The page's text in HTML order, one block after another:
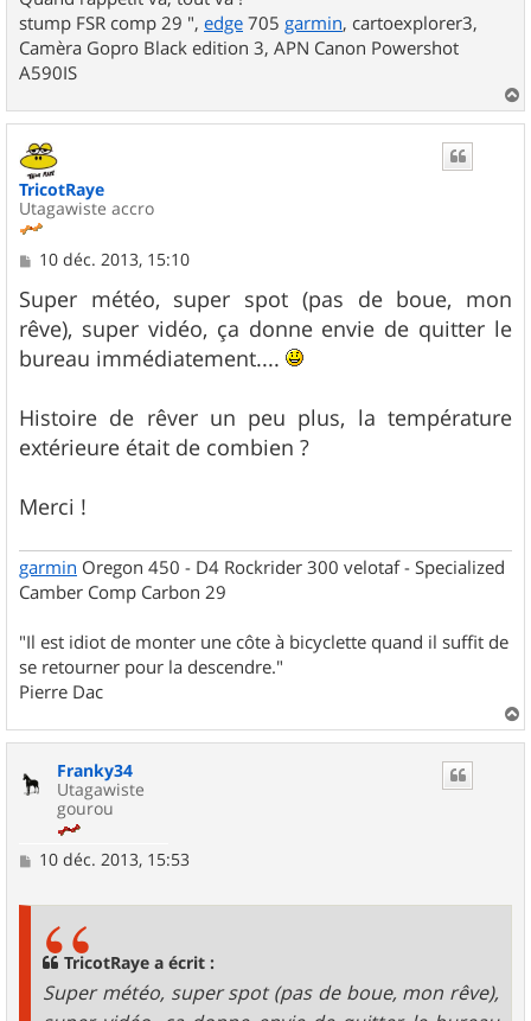
stump FSR comp 29 ", edge 705 garmin, cartoexplorer3,
Camèra Gopro Black edition 3, APN Canon Powershot
A590IS
a
u
TricotRaye
Utagawiste accro
M
s
s
a
g
e
10 déc. 2013, 15:10
Super météo, super spot (pas de boue, mon
rêve), super vidéo, ça donne envie de quitter le
bureau immédiatement....
Histoire de rêver un peu plus, la température
extérieure était de combien ?
Merci !
garmin Oregon 450 - D4 Rockrider 300 velotaf - Specialized
Camber Comp Carbon 29
"Il est idiot de monter une côte à bicyclette quand il suffit de
se retourner pour la descendre."
Pierre Dac
a
Franky34
Utagawiste
gourou
M10 déc. 2013, 15:53
TricotRaye a écrit :
Super météo, super spot (pas de boue, mon rêve),